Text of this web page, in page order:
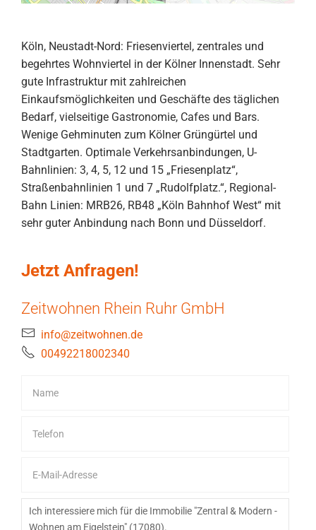
Köln, Neustadt-Nord: Friesenviertel, zentrales und
begehrtes Wohnviertel in der Kölner Innenstadt. Sehr
gute Infrastruktur mit zahlreichen
Einkaufsmöglichkeiten und Geschäfte des täglichen
Bedarf, vielseitige Gastronomie, Cafes und Bars.
Wenige Gehminuten zum Kölner Grüngürtel und
Stadtgarten. Optimale Verkehrsanbindungen, U-
Bahnlinien: 3, 4, 5, 12 und 15 „Friesenplatz“,
Straßenbahnlinien 1 und 7 „Rudolfplatz.“, Regional-
Bahn Linien: MRB26, RB48 „Köln Bahnhof West“ mit
sehr guter Anbindung nach Bonn und Düsseldorf.
Jetzt Anfragen!
Zeitwohnen Rhein Ruhr GmbH
info@zeitwohnen.de
00492218002340